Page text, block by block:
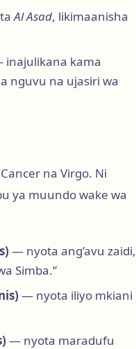
Al Asad, likimaanisha
kama
nguvu na ujasiri wa
na Virgo. Ni
ya muundo wake wa
— nyota ang’avu zaidi,
Simba.”
— nyota iliyo mkiani
— nyota maradufu